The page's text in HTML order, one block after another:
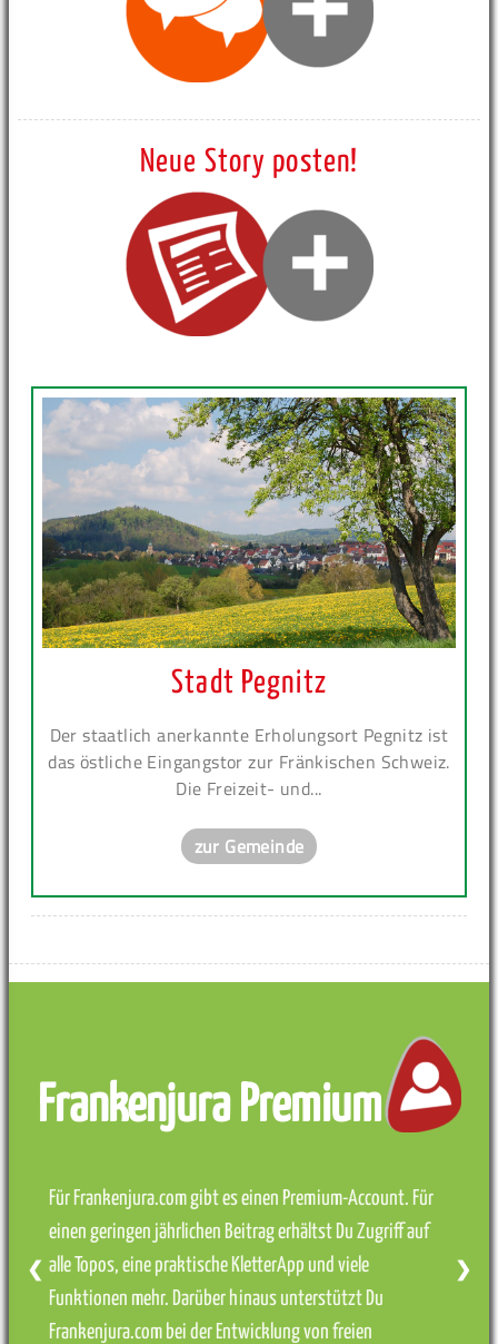
Neue Story posten!
Stadt Pegnitz
Der staatlich anerkannte Erholungsort Pegnitz ist
das östliche Eingangstor zur Fränkischen Schweiz.
Die Freizeit- und...
zur Gemeinde
Frankenjura Premium
Für Frankenjura.com gibt es einen Premium-Account. Für
einen geringen jährlichen Beitrag erhältst Du Zugriff auf
alle Topos, eine praktische KletterApp und viele
Funktionen mehr. Darüber hinaus unterstützt Du
Frankenjura.com bei der Entwicklung von freien
❮ ❯